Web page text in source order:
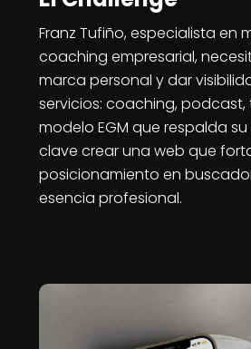
Franz Tufiño, especialista en
coaching empresarial,
marca personal y dar
servicios: coaching,
modelo EGM que respalda
clave crear una web que
posicionamiento en
esencia profesional.